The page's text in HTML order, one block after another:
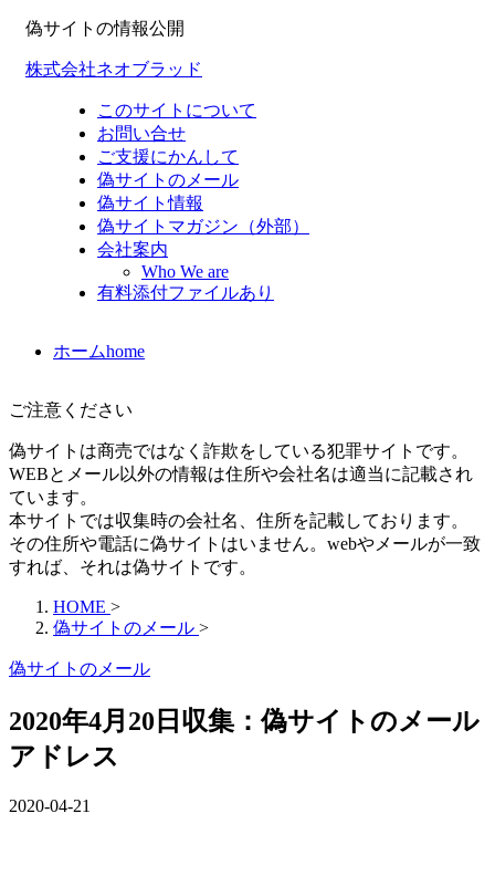
偽サイトの情報公開
株式会社ネオブラッド
このサイトについて
お問い合せ
ご支援にかんして
偽サイトのメール
偽サイト情報
偽サイトマガジン（外部）
会社案内
Who We are
有料添付ファイルあり
ホームhome
ご注意ください
偽サイトは商売ではなく詐欺をしている犯罪サイトです。
WEBとメール以外の情報は住所や会社名は適当に記載され
ています。
本サイトでは収集時の会社名、住所を記載しております。
その住所や電話に偽サイトはいません。webやメールが一致
すれば、それは偽サイトです。
HOME >
偽サイトのメール >
偽サイトのメール
2020年4月20日収集：偽サイトのメール
アドレス
2020-04-21